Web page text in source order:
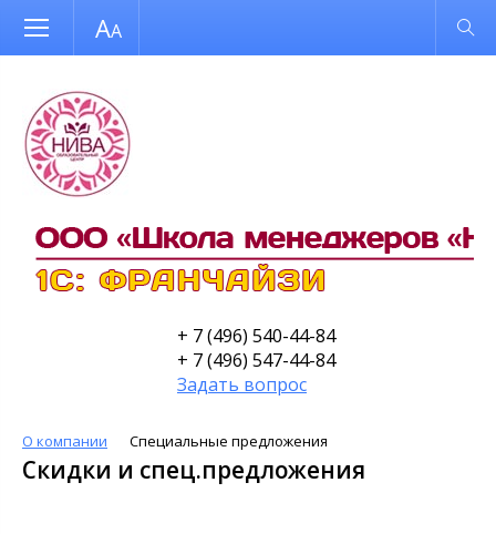
Размер шрифта Обычная версия
+ 7 (496) 540-44-84
+ 7 (496) 547-44-84
Задать вопрос
О компании Специальные предложения
Скидки и спец.предложения